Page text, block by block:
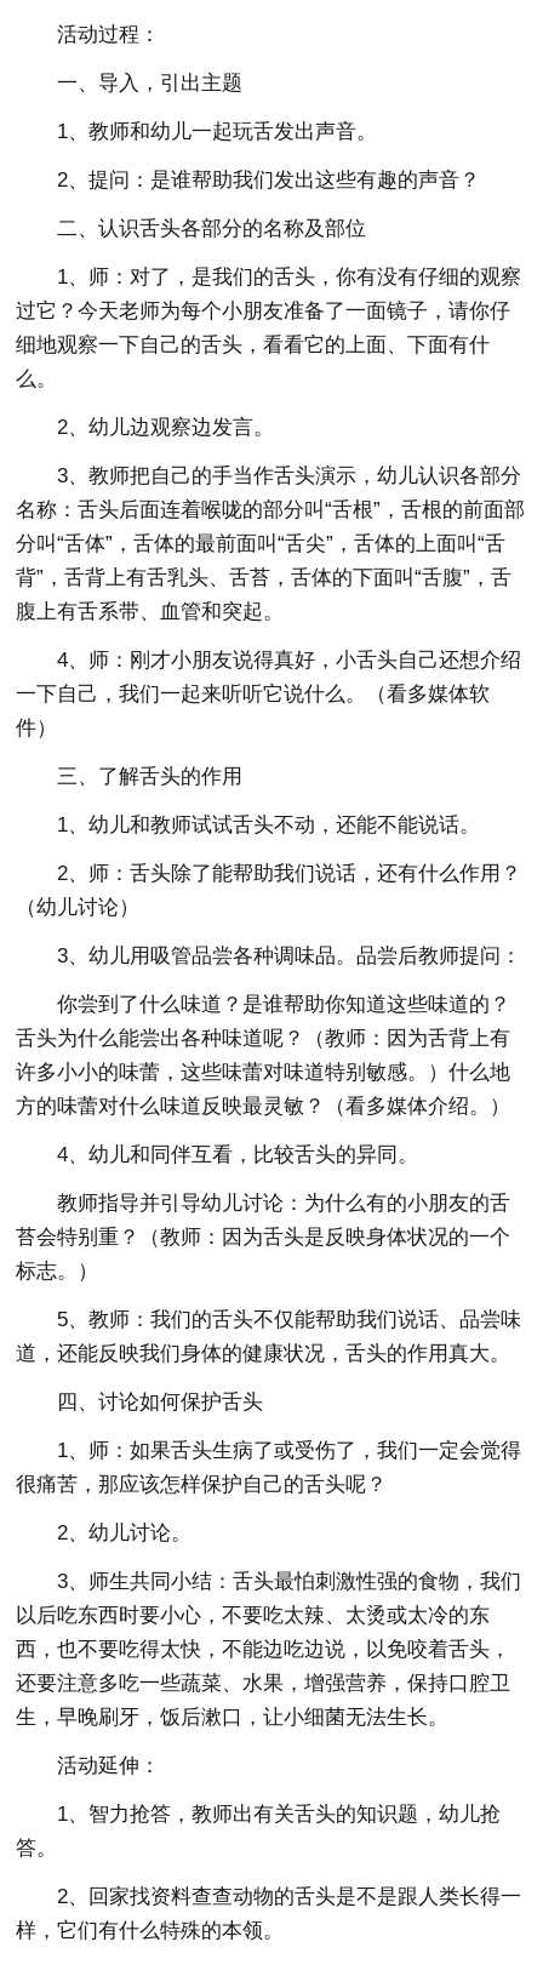
活动过程：
一、导入，引出主题
1、教师和幼儿一起玩舌发出声音。
2、提问：是谁帮助我们发出这些有趣的声音？
二、认识舌头各部分的名称及部位
1、师：对了，是我们的舌头，你有没有仔细的观察
过它？今天老师为每个小朋友准备了一面镜子，请你仔
细地观察一下自己的舌头，看看它的上面、下面有什
么。
2、幼儿边观察边发言。
3、教师把自己的手当作舌头演示，幼儿认识各部分
名称：舌头后面连着喉咙的部分叫“舌根”，舌根的前面部
分叫“舌体”，舌体的最前面叫“舌尖”，舌体的上面叫“舌
背”，舌背上有舌乳头、舌苔，舌体的下面叫“舌腹”，舌
腹上有舌系带、血管和突起。
4、师：刚才小朋友说得真好，小舌头自己还想介绍
一下自己，我们一起来听听它说什么。（看多媒体软
件）
三、了解舌头的作用
1、幼儿和教师试试舌头不动，还能不能说话。
2、师：舌头除了能帮助我们说话，还有什么作用？
（幼儿讨论）
3、幼儿用吸管品尝各种调味品。品尝后教师提问：
你尝到了什么味道？是谁帮助你知道这些味道的？
舌头为什么能尝出各种味道呢？（教师：因为舌背上有
许多小小的味蕾，这些味蕾对味道特别敏感。）什么地
方的味蕾对什么味道反映最灵敏？（看多媒体介绍。）
4、幼儿和同伴互看，比较舌头的异同。
教师指导并引导幼儿讨论：为什么有的小朋友的舌
苔会特别重？（教师：因为舌头是反映身体状况的一个
标志。）
5、教师：我们的舌头不仅能帮助我们说话、品尝味
道，还能反映我们身体的健康状况，舌头的作用真大。
四、讨论如何保护舌头
1、师：如果舌头生病了或受伤了，我们一定会觉得
很痛苦，那应该怎样保护自己的舌头呢？
2、幼儿讨论。
3、师生共同小结：舌头最怕刺激性强的食物，我们
以后吃东西时要小心，不要吃太辣、太烫或太冷的东
西，也不要吃得太快，不能边吃边说，以免咬着舌头，
还要注意多吃一些蔬菜、水果，增强营养，保持口腔卫
生，早晚刷牙，饭后漱口，让小细菌无法生长。
活动延伸：
1、智力抢答，教师出有关舌头的知识题，幼儿抢
答。
2、回家找资料查查动物的舌头是不是跟人类长得一
样，它们有什么特殊的本领。